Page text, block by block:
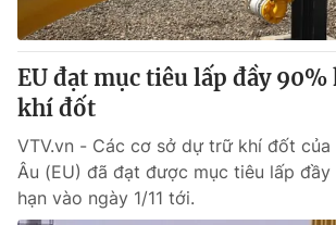
Tư vấn
Chuyên mục khác
Emagazine Podcast
Photo
Video
EU đạt mục tiêu lấp đầy
khí đốt
VTV.vn - Các cơ sở dự trữ khí đốt của
Âu (EU) đã đạt được mục tiêu lấp
hạn vào ngày 1/11 tới.